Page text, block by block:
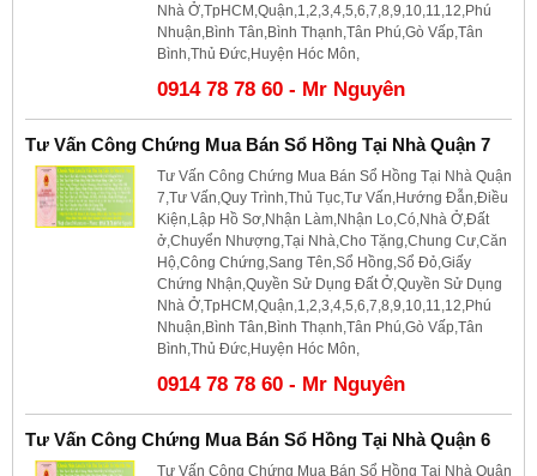
Nhà Ở,TpHCM,Quận,1,2,3,4,5,6,7,8,9,10,11,12,Phú
Nhuận,Bình Tân,Bình Thạnh,Tân Phú,Gò Vấp,Tân
Bình,Thủ Đức,Huyện Hóc Môn,
0914 78 78 60 - Mr Nguyên
Tư Vấn Công Chứng Mua Bán Sổ Hồng Tại Nhà Quận 7
Tư Vấn Công Chứng Mua Bán Sổ Hồng Tại Nhà Quận
7,Tư Vấn,Quy Trình,Thủ Tục,Tư Vấn,Hướng Đẫn,Điều
Kiện,Lập Hồ Sơ,Nhận Làm,Nhận Lo,Có,Nhà Ở,Đất
ở,Chuyển Nhượng,Tại Nhà,Cho Tặng,Chung Cư,Căn
Hộ,Công Chứng,Sang Tên,Sổ Hồng,Sổ Đỏ,Giấy
Chứng Nhận,Quyền Sử Dụng Đất Ở,Quyền Sử Dụng
Nhà Ở,TpHCM,Quận,1,2,3,4,5,6,7,8,9,10,11,12,Phú
Nhuận,Bình Tân,Bình Thạnh,Tân Phú,Gò Vấp,Tân
Bình,Thủ Đức,Huyện Hóc Môn,
0914 78 78 60 - Mr Nguyên
Tư Vấn Công Chứng Mua Bán Sổ Hồng Tại Nhà Quận 6
Tư Vấn Công Chứng Mua Bán Sổ Hồng Tại Nhà Quận